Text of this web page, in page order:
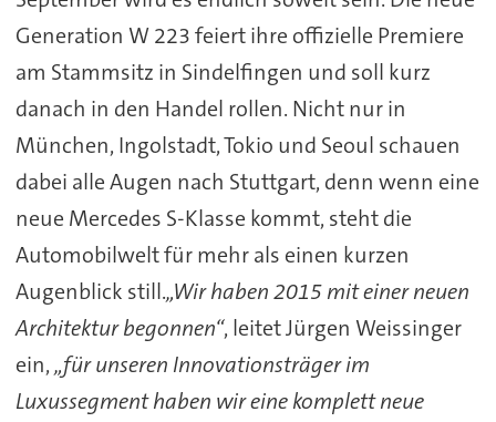
Generation W 223 feiert ihre offizielle Premiere
am Stammsitz in Sindelfingen und soll kurz
danach in den Handel rollen. Nicht nur in
München, Ingolstadt, Tokio und Seoul schauen
dabei alle Augen nach Stuttgart, denn wenn eine
neue Mercedes S-Klasse kommt, steht die
Automobilwelt für mehr als einen kurzen
Augenblick still.„Wir haben 2015 mit einer neuen
Architektur begonnen“, leitet Jürgen Weissinger
ein,„für unseren Innovationsträger im
Luxussegment haben wir eine komplett neue